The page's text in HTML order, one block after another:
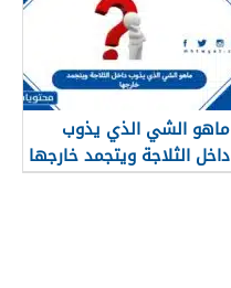
ماهو الشي الذي يذوب
داخل الثلاجة ويتجمد خارجها